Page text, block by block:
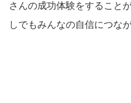
さんの成功体験をすること
しでもみんなの自信につな